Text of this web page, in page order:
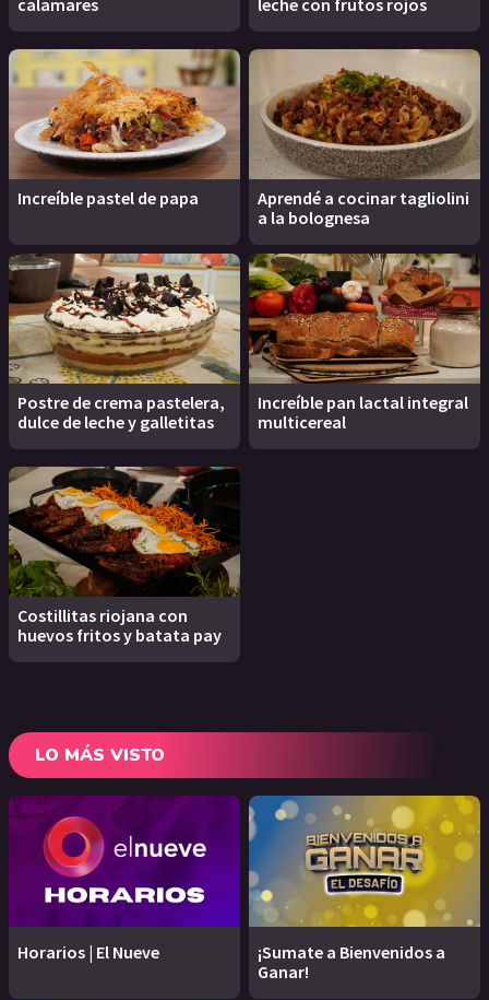
Increíble pastel de papa
Aprendé a cocinar tagliolini
a la bolognesa
Postre de crema pastelera,
dulce de leche y galletitas
Increíble pan lactal integral
multicereal
Costillitas riojana con
huevos fritos y batata pay
LO MÁS VISTO
Horarios | El Nueve
¡Sumate a Bienvenidos a
Ganar!